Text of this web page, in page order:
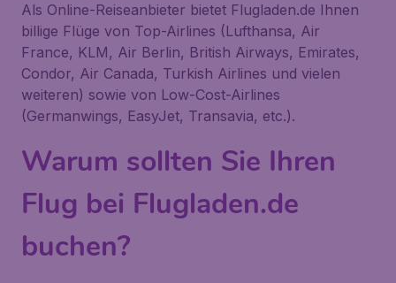
Als Online-Reiseanbieter bietet Flugladen.de Ihnen
billige Flüge von Top-Airlines (Lufthansa, Air
France, KLM, Air Berlin, British Airways, Emirates,
Condor, Air Canada, Turkish Airlines und vielen
weiteren) sowie von Low-Cost-Airlines
(Germanwings, EasyJet, Transavia, etc.).
Warum sollten Sie Ihren
Flug bei Flugladen.de
buchen?